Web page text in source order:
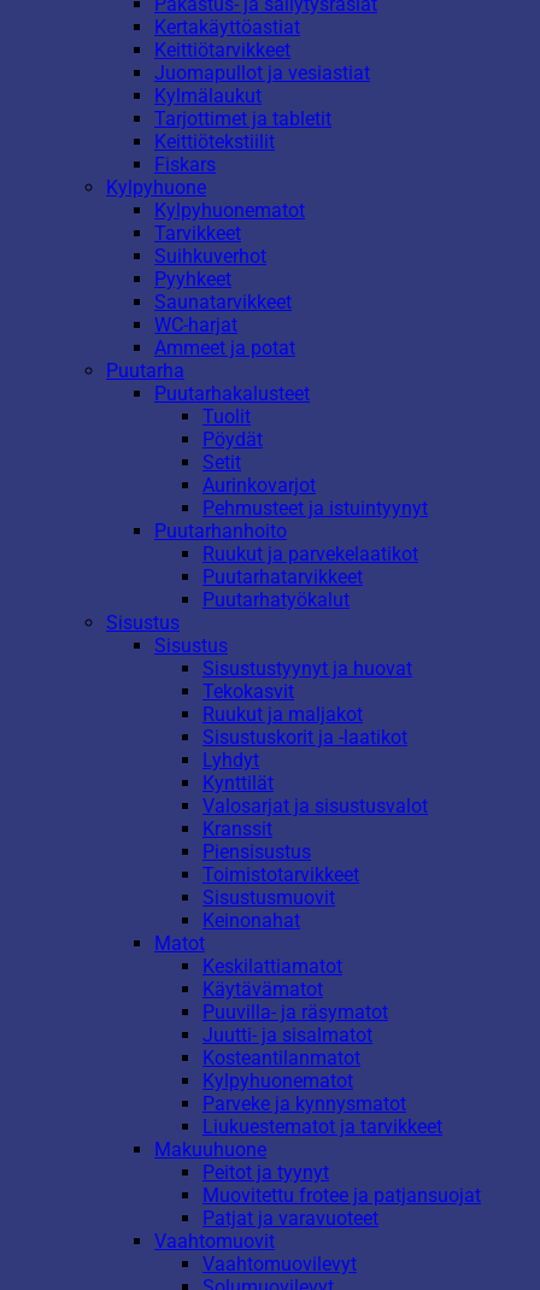
Kertakäyttöastiat
Keittiötarvikkeet
Juomapullot ja vesiastiat
Kylmälaukut
Tarjottimet ja tabletit
Keittiötekstiilit
Fiskars
Kylpyhuone
Kylpyhuonematot
Tarvikkeet
Suihkuverhot
Pyyhkeet
Saunatarvikkeet
WC-harjat
Ammeet ja potat
Puutarha
Puutarhakalusteet
Tuolit
Pöydät
Setit
Aurinkovarjot
Pehmusteet ja istuintyynyt
Puutarhanhoito
Ruukut ja parvekelaatikot
Puutarhatarvikkeet
Puutarhatyökalut
Sisustus
Sisustus
Sisustustyynyt ja huovat
Tekokasvit
Ruukut ja maljakot
Sisustuskorit ja -laatikot
Lyhdyt
Kynttilät
Valosarjat ja sisustusvalot
Kranssit
Piensisustus
Toimistotarvikkeet
Sisustusmuovit
Keinonahat
Matot
Keskilattiamatot
Käytävämatot
Puuvilla- ja räsymatot
Juutti- ja sisalmatot
Kosteantilanmatot
Kylpyhuonematot
Parveke ja kynnysmatot
Liukuestematot ja tarvikkeet
Makuuhuone
Peitot ja tyynyt
Muovitettu frotee ja patjansuojat
Patjat ja varavuoteet
Vaahtomuovit
Vaahtomuovilevyt